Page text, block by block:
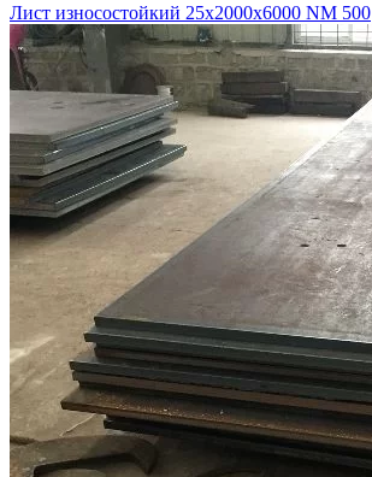
Лист износостойкий 25х2000х6000 NM 500